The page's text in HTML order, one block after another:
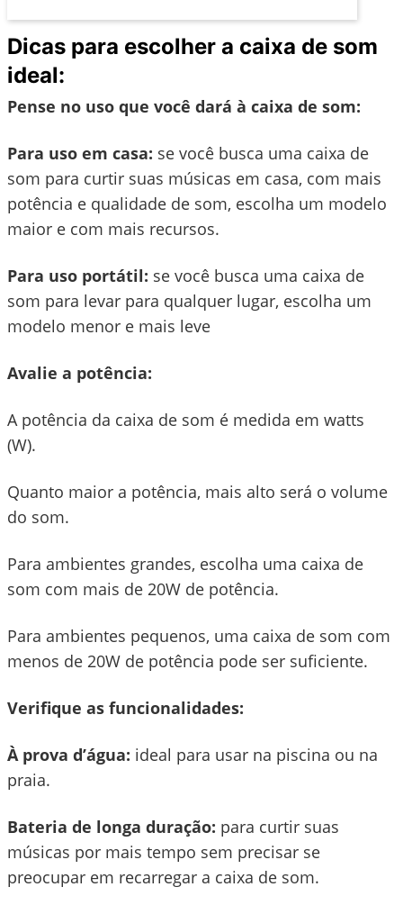
Dicas para escolher a caixa de som
ideal:
Pense no uso que você dará à caixa de som:
Para uso em casa: se você busca uma caixa de
som para curtir suas músicas em casa, com mais
potência e qualidade de som, escolha um modelo
maior e com mais recursos.
Para uso portátil: se você busca uma caixa de
som para levar para qualquer lugar, escolha um
modelo menor e mais leve
Avalie a potência:
A potência da caixa de som é medida em watts
(W).
Quanto maior a potência, mais alto será o volume
do som.
Para ambientes grandes, escolha uma caixa de
som com mais de 20W de potência.
Para ambientes pequenos, uma caixa de som com
menos de 20W de potência pode ser suficiente.
Verifique as funcionalidades:
À prova d’água: ideal para usar na piscina ou na
praia.
Bateria de longa duração: para curtir suas
músicas por mais tempo sem precisar se
preocupar em recarregar a caixa de som.